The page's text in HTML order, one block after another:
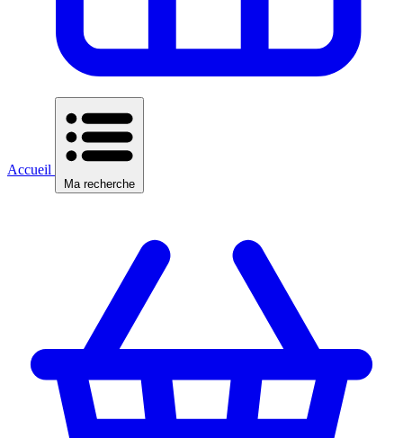
Accueil
Ma recherche